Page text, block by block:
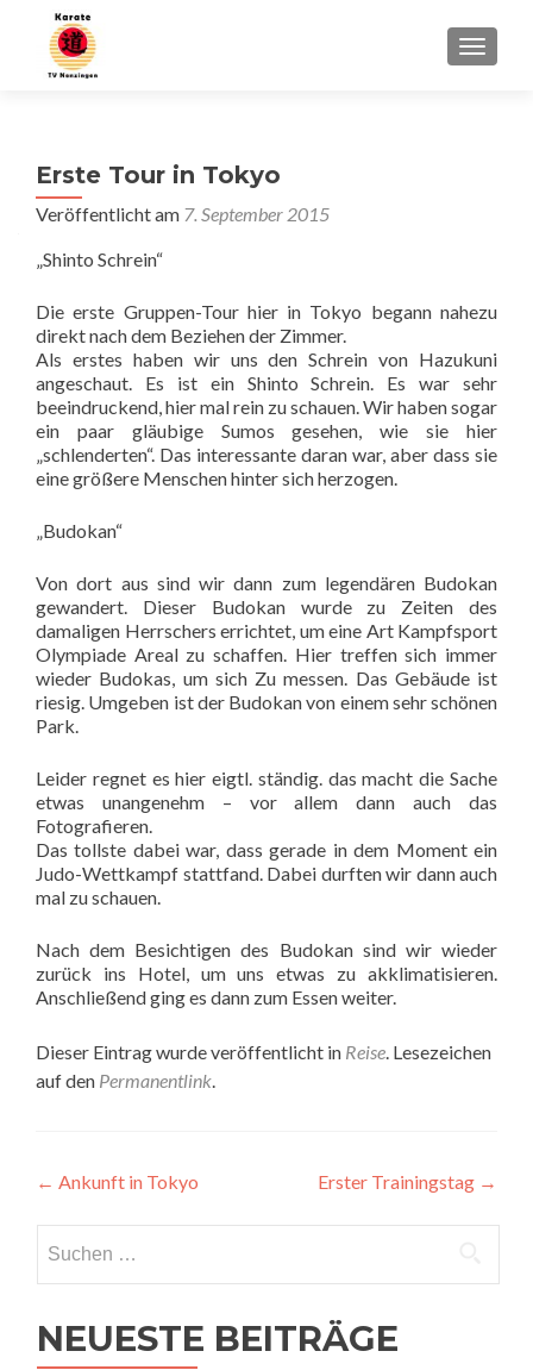
Erste Tour in Tokyo
Veröffentlicht am 7. September 2015
„Shinto Schrein“
Die erste Gruppen-Tour hier in Tokyo begann nahezu
direkt nach dem Beziehen der Zimmer.
Als erstes haben wir uns den Schrein von Hazukuni
angeschaut. Es ist ein Shinto Schrein. Es war sehr
beeindruckend, hier mal rein zu schauen. Wir haben sogar
ein paar gläubige Sumos gesehen, wie sie hier
„schlenderten“. Das interessante daran war, aber dass sie
eine größere Menschen hinter sich herzogen.
„Budokan“
Von dort aus sind wir dann zum legendären Budokan
gewandert. Dieser Budokan wurde zu Zeiten des
damaligen Herrschers errichtet, um eine Art Kampfsport
Olympiade Areal zu schaffen. Hier treffen sich immer
wieder Budokas, um sich Zu messen. Das Gebäude ist
riesig. Umgeben ist der Budokan von einem sehr schönen
Park.
Leider regnet es hier eigtl. ständig. das macht die Sache
etwas unangenehm – vor allem dann auch das
Fotografieren.
Das tollste dabei war, dass gerade in dem Moment ein
Judo-Wettkampf stattfand. Dabei durften wir dann auch
mal zu schauen.
Nach dem Besichtigen des Budokan sind wir wieder
zurück ins Hotel, um uns etwas zu akklimatisieren.
Anschließend ging es dann zum Essen weiter.
Dieser Eintrag wurde veröffentlicht in Reise. Lesezeichen
auf den Permanentlink.
Beitragsnavigation
← Ankunft in Tokyo Erster Trainingstag →
nach:
NEUESTE BEITRÄGE